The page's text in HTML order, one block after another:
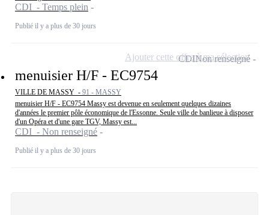
CDI - Temps plein
Publié il y a plus de 30 jours
menuisier H/F - EC9754
VILLE DE MASSY - 91 - MASSY
menuisier H/F - EC9754 Massy est devenue en seulement quelques dizaines
d'années le premier pôle économique de l'Essonne. Seule ville de banlieue à disposer
d'un Opéra et d'une gare TGV, Massy est...
CDI - Non renseigné
Publié il y a plus de 30 jours
CDINon renseigné
Ajouter cette offre à ma sélection